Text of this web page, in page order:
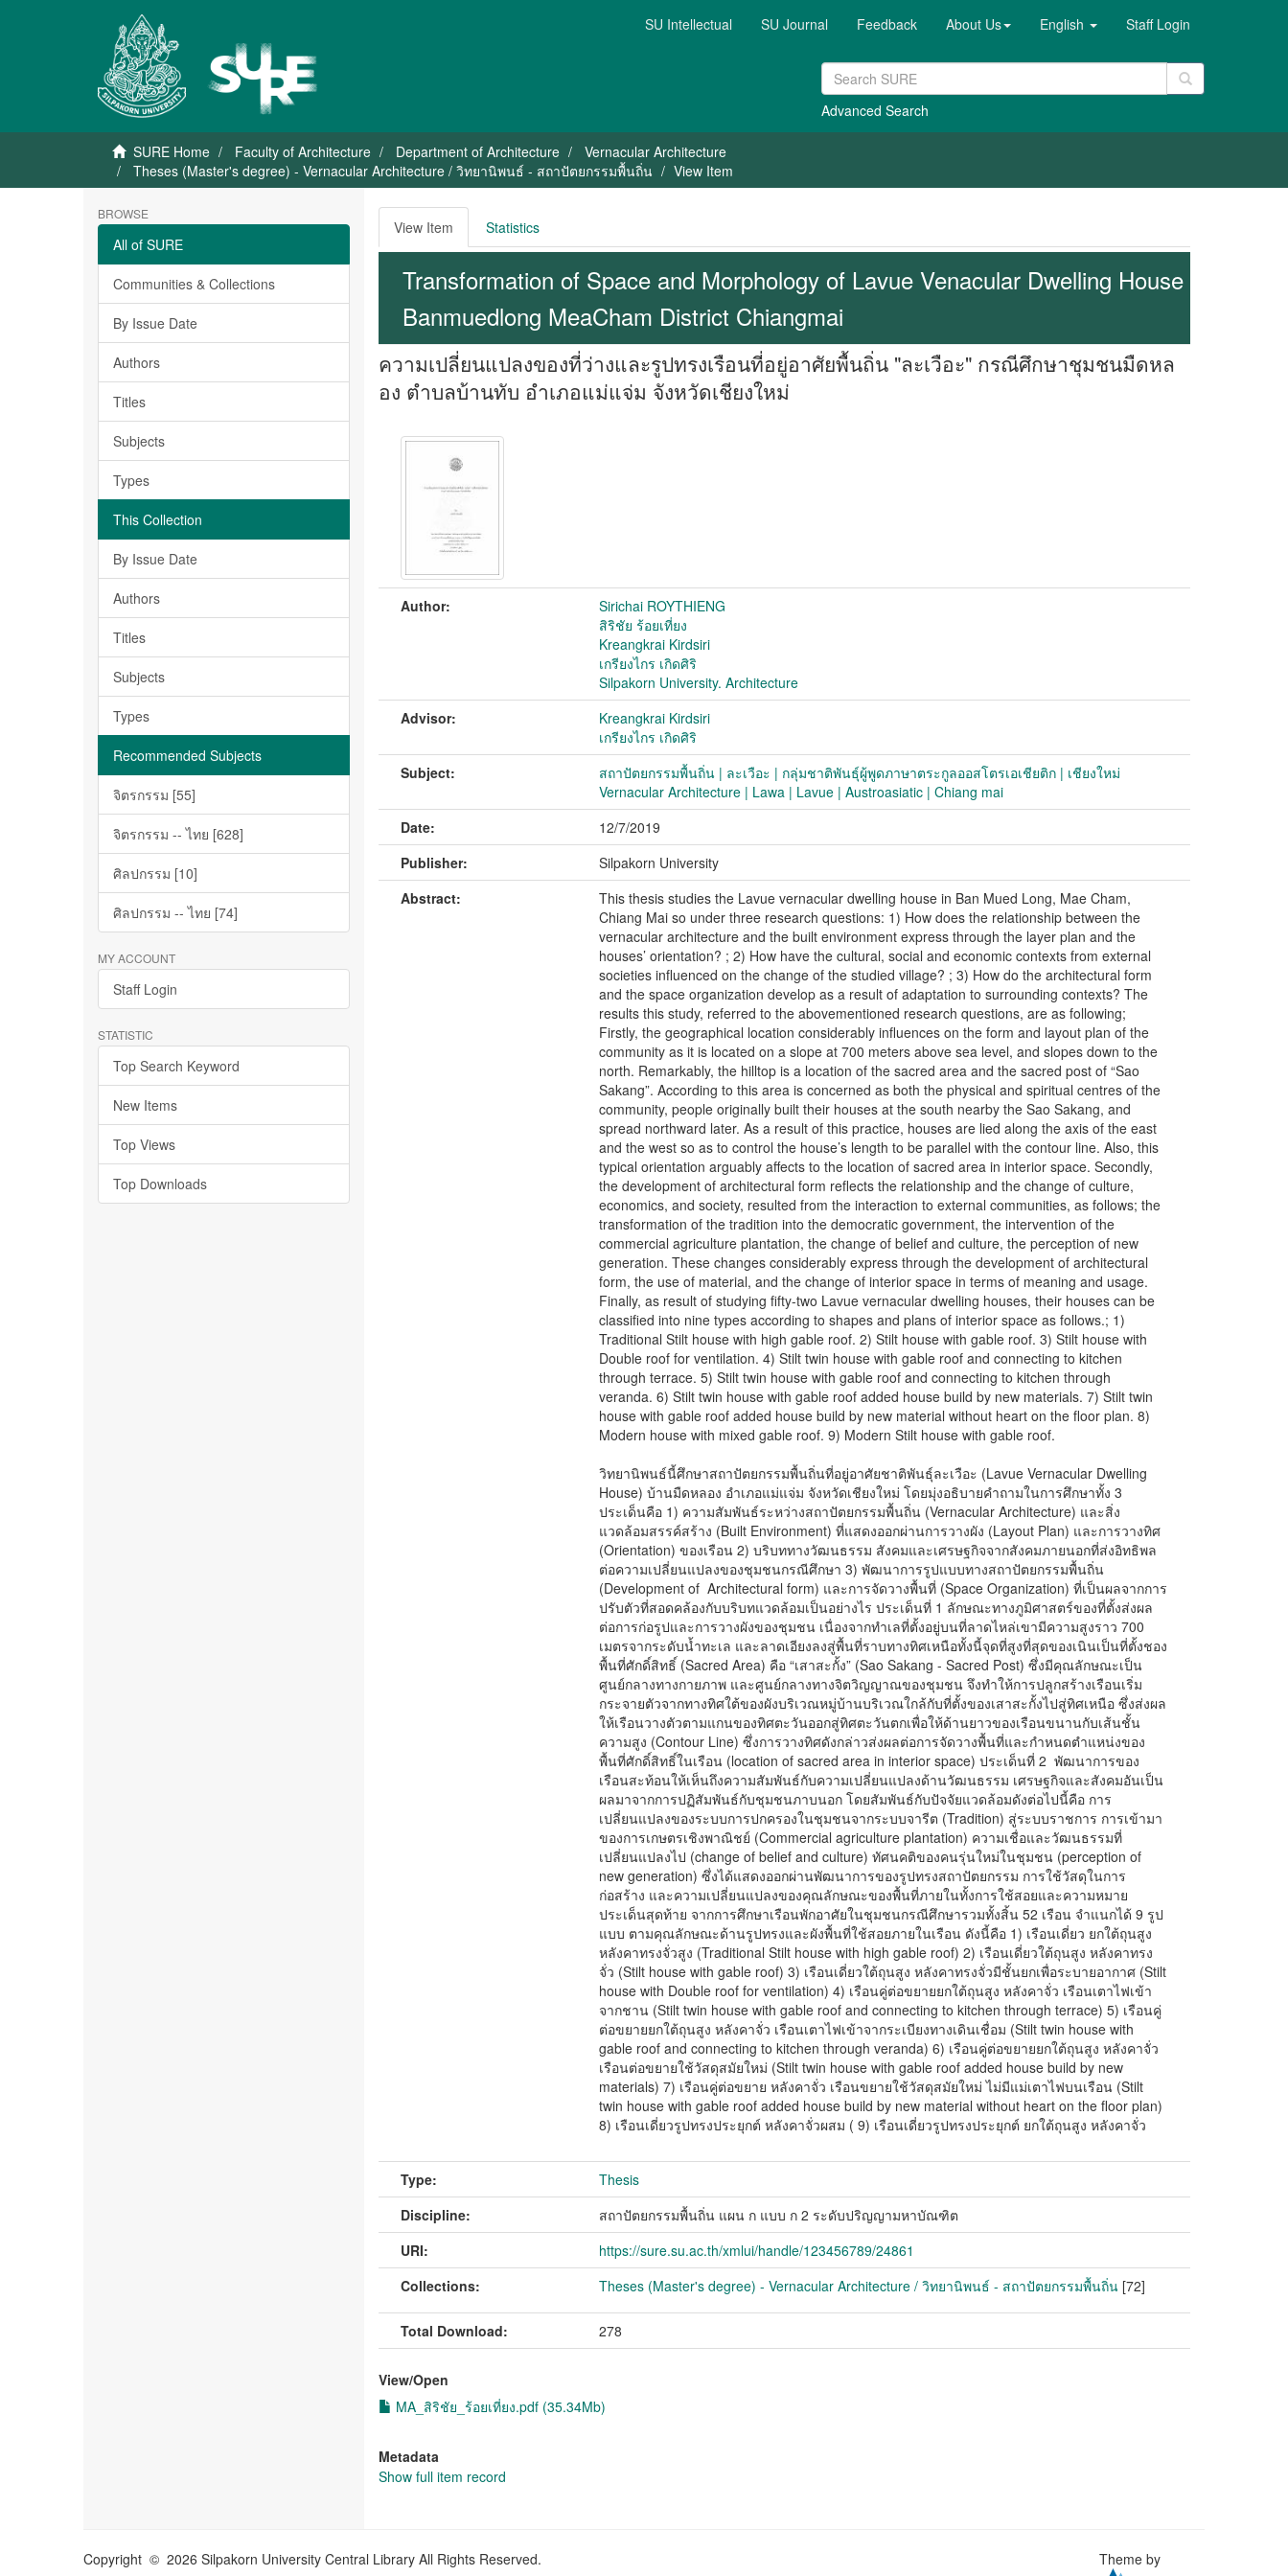
SU Intellectual SU Journal Feedback About Us English Staff Login
Advanced Search
SURE Home Faculty of Architecture Department of Architecture
Vernacular Architecture
Theses (Master's degree) - Vernacular Architecture / วิทยานิพนธ์ - สถาปัตยกรรมพื้นถิ่น
View Item
BROWSE
All of SURE
Communities & Collections
By Issue Date
Authors
Titles
Subjects
Types
This Collection
By Issue Date
Authors
Titles
Subjects
Types
Recommended Subjects
จิตรกรรม [55]
จิตรกรรม -- ไทย [628]
ศิลปกรรม [10]
ศิลปกรรม -- ไทย [74]
MY ACCOUNT
Staff Login
STATISTIC
Top Search Keyword
New Items
Top Views
Top Downloads
View Item Statistics
Transformation of Space and Morphology of Lavue Venacular Dwelling House
Banmuedlong MeaCham District Chiangmai
ความเปลี่ยนแปลงของที่ว่างและรูปทรงเรือนที่อยู่อาศัยพื้นถิ่น "ละเวือะ" กรณีศึกษาชุมชนมืดหล
อง ตำบลบ้านทับ อำเภอแม่แจ่ม จังหวัดเชียงใหม่
Author:
Sirichai ROYTHIENG
สิริชัย ร้อยเที่ยง
Kreangkrai Kirdsiri
เกรียงไกร เกิดศิริ
Silpakorn University. Architecture
Advisor:
Kreangkrai Kirdsiri
เกรียงไกร เกิดศิริ
Subject:
สถาปัตยกรรมพื้นถิ่น | ละเวือะ | กลุ่มชาติพันธุ์ผู้พูดภาษาตระกูลออสโตรเอเชียติก | เชียงใหม่
Vernacular Architecture | Lawa | Lavue | Austroasiatic | Chiang mai
Date:
12/7/2019
Publisher:
Silpakorn University
Abstract:
This thesis studies the Lavue vernacular dwelling house in Ban Mued Long, Mae Cham,
Chiang Mai so under three research questions: 1) How does the relationship between the
vernacular architecture and the built environment express through the layer plan and the
houses’ orientation? ; 2) How have the cultural, social and economic contexts from external
societies influenced on the change of the studied village? ; 3) How do the architectural form
and the space organization develop as a result of adaptation to surrounding contexts? The
results this study, referred to the abovementioned research questions, are as following;
Firstly, the geographical location considerably influences on the form and layout plan of the
community as it is located on a slope at 700 meters above sea level, and slopes down to the
north. Remarkably, the hilltop is a location of the sacred area and the sacred post of “Sao
Sakang”. According to this area is concerned as both the physical and spiritual centres of the
community, people originally built their houses at the south nearby the Sao Sakang, and
spread northward later. As a result of this practice, houses are lied along the axis of the east
and the west so as to control the house’s length to be parallel with the contour line. Also, this
typical orientation arguably affects to the location of sacred area in interior space. Secondly,
the development of architectural form reflects the relationship and the change of culture,
economics, and society, resulted from the interaction to external communities, as follows; the
transformation of the tradition into the democratic government, the intervention of the
commercial agriculture plantation, the change of belief and culture, the perception of new
generation. These changes considerably express through the development of architectural
form, the use of material, and the change of interior space in terms of meaning and usage.
Finally, as result of studying fifty-two Lavue vernacular dwelling houses, their houses can be
classified into nine types according to shapes and plans of interior space as follows.; 1)
Traditional Stilt house with high gable roof. 2) Stilt house with gable roof. 3) Stilt house with
Double roof for ventilation. 4) Stilt twin house with gable roof and connecting to kitchen
through terrace. 5) Stilt twin house with gable roof and connecting to kitchen through
veranda. 6) Stilt twin house with gable roof added house build by new materials. 7) Stilt twin
house with gable roof added house build by new material without heart on the floor plan. 8)
Modern house with mixed gable roof. 9) Modern Stilt house with gable roof.
วิทยานิพนธ์นี้ศึกษาสถาปัตยกรรมพื้นถิ่นที่อยู่อาศัยชาติพันธุ์ละเวือะ (Lavue Vernacular Dwelling
House) บ้านมืดหลอง อำเภอแม่แจ่ม จังหวัดเชียงใหม่ โดยมุ่งอธิบายคำถามในการศึกษาทั้ง 3
ประเด็นคือ 1) ความสัมพันธ์ระหว่างสถาปัตยกรรมพื้นถิ่น (Vernacular Architecture) และสิ่ง
แวดล้อมสรรค์สร้าง (Built Environment) ที่แสดงออกผ่านการวางผัง (Layout Plan) และการวางทิศ
(Orientation) ของเรือน 2) บริบททางวัฒนธรรม สังคมและเศรษฐกิจจากสังคมภายนอกที่ส่งอิทธิพล
ต่อความเปลี่ยนแปลงของชุมชนกรณีศึกษา 3) พัฒนาการรูปแบบทางสถาปัตยกรรมพื้นถิ่น
(Development of Architectural form) และการจัดวางพื้นที่ (Space Organization) ที่เป็นผลจากการ
ปรับตัวที่สอดคล้องกับบริบทแวดล้อมเป็นอย่างไร ประเด็นที่ 1 ลักษณะทางภูมิศาสตร์ของที่ตั้งส่งผล
ต่อการก่อรูปและการวางผังของชุมชน เนื่องจากทำเลที่ตั้งอยู่บนที่ลาดไหล่เขามีความสูงราว 700
เมตรจากระดับน้ำทะเล และลาดเอียงลงสู่พื้นที่ราบทางทิศเหนือทั้งนี้จุดที่สูงที่สุดของเนินเป็นที่ตั้งชอง
พื้นที่ศักดิ์สิทธิ์ (Sacred Area) คือ “เสาสะกั้ง” (Sao Sakang - Sacred Post) ซึ่งมีคุณลักษณะเป็น
ศูนย์กลางทางกายภาพ และศูนย์กลางทางจิตวิญญาณของชุมชน จึงทำให้การปลูกสร้างเรือนเริ่ม
กระจายตัวจากทางทิศใต้ของผังบริเวณหมู่บ้านบริเวณใกล้กับที่ตั้งของเสาสะกั้งไปสู่ทิศเหนือ ซึ่งส่งผล
ให้เรือนวางตัวตามแกนของทิศตะวันออกสู่ทิศตะวันตกเพื่อให้ด้านยาวของเรือนขนานกับเส้นชั้น
ความสูง (Contour Line) ซึ่งการวางทิศดังกล่าวส่งผลต่อการจัดวางพื้นที่และกำหนดตำแหน่งของ
พื้นที่ศักดิ์สิทธิ์ในเรือน (location of sacred area in interior space) ประเด็นที่ 2 พัฒนาการของ
เรือนสะท้อนให้เห็นถึงความสัมพันธ์กับความเปลี่ยนแปลงด้านวัฒนธรรม เศรษฐกิจและสังคมอันเป็น
ผลมาจากการปฏิสัมพันธ์กับชุมชนภาบนอก โดยสัมพันธ์กับปัจจัยแวดล้อมดังต่อไปนี้คือ การ
เปลี่ยนแปลงของระบบการปกครองในชุมชนจากระบบจารีต (Tradition) สู่ระบบราชการ การเข้ามา
ของการเกษตรเชิงพาณิชย์ (Commercial agriculture plantation) ความเชื่อและวัฒนธรรมที่
เปลี่ยนแปลงไป (change of belief and culture) ทัศนคติของคนรุ่นใหม่ในชุมชน (perception of
new generation) ซึ่งได้แสดงออกผ่านพัฒนาการของรูปทรงสถาปัตยกรรม การใช้วัสดุในการ
ก่อสร้าง และความเปลี่ยนแปลงของคุณลักษณะของพื้นที่ภายในทั้งการใช้สอยและความหมาย
ประเด็นสุดท้าย จากการศึกษาเรือนพักอาศัยในชุมชนกรณีศึกษารวมทั้งสิ้น 52 เรือน จำแนกได้ 9 รูป
แบบ ตามคุณลักษณะด้านรูปทรงและผังพื้นที่ใช้สอยภายในเรือน ดังนี้คือ 1) เรือนเดี่ยว ยกใต้ถุนสูง
หลังคาทรงจั่วสูง (Traditional Stilt house with high gable roof) 2) เรือนเดี่ยวใต้ถุนสูง หลังคาทรง
จั่ว (Stilt house with gable roof) 3) เรือนเดี่ยวใต้ถุนสูง หลังคาทรงจั่วมีชั้นยกเพื่อระบายอากาศ (Stilt
house with Double roof for ventilation) 4) เรือนคู่ต่อขยายยกใต้ถุนสูง หลังคาจั่ว เรือนเตาไฟเข้า
จากชาน (Stilt twin house with gable roof and connecting to kitchen through terrace) 5) เรือนคู่
ต่อขยายยกใต้ถุนสูง หลังคาจั่ว เรือนเตาไฟเข้าจากระเบียงทางเดินเชื่อม (Stilt twin house with
gable roof and connecting to kitchen through veranda) 6) เรือนคู่ต่อขยายยกใต้ถุนสูง หลังคาจั่ว
เรือนต่อขยายใช้วัสดุสมัยใหม่ (Stilt twin house with gable roof added house build by new
materials) 7) เรือนคู่ต่อขยาย หลังคาจั่ว เรือนขยายใช้วัสดุสมัยใหม่ ไม่มีแม่เตาไฟบนเรือน (Stilt
twin house with gable roof added house build by new material without heart on the floor plan)
8) เรือนเดี่ยวรูปทรงประยุกต์ หลังคาจั่วผสม ( 9) เรือนเดี่ยวรูปทรงประยุกต์ ยกใต้ถุนสูง หลังคาจั่ว
Type:
Thesis
Discipline:
สถาปัตยกรรมพื้นถิ่น แผน ก แบบ ก 2 ระดับปริญญามหาบัณฑิต
URI:
https://sure.su.ac.th/xmlui/handle/123456789/24861
Collections:
Theses (Master's degree) - Vernacular Architecture / วิทยานิพนธ์ - สถาปัตยกรรมพื้นถิ่น [72]
Total Download: 278
View/Open
MA_สิริชัย_ร้อยเที่ยง.pdf (35.34Mb)
Metadata
Show full item record
Copyright © 2026 Silpakorn University Central Library All Rights Reserved. Theme by